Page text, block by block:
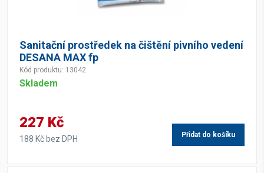
Sanitační prostředek na čištění pivního vedení
DESANA MAX fp
Kód produktu: 13042
Skladem
227 Kč
188 Kč bez DPH Přidat do košíku